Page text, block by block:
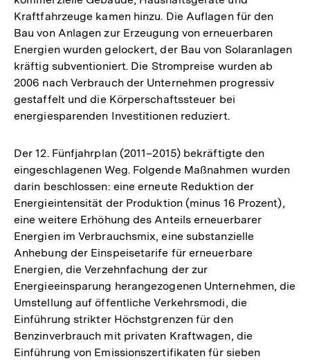
Kraftfahrzeuge kamen hinzu. Die Auflagen für den
Bau von Anlagen zur Erzeugung von erneuerbaren
Energien wurden gelockert, der Bau von Solaranlagen
kräftig subventioniert. Die Strompreise wurden ab
2006 nach Verbrauch der Unternehmen progressiv
gestaffelt und die Körperschaftssteuer bei
energiesparenden Investitionen reduziert.
Der 12. Fünfjahrplan (2011–2015) bekräftigte den
eingeschlagenen Weg. Folgende Maßnahmen wurden
darin beschlossen: eine erneute Reduktion der
Energieintensität der Produktion (minus 16 Prozent),
eine weitere Erhöhung des Anteils erneuerbarer
Energien im Verbrauchsmix, eine substanzielle
Anhebung der Einspeisetarife für erneuerbare
Energien, die Verzehnfachung der zur
Energieeinsparung herangezogenen Unternehmen, die
Umstellung auf öffentliche Verkehrsmodi, die
Einführung strikter Höchstgrenzen für den
Benzinverbrauch mit privaten Kraftwagen, die
Einführung von Emissionszertifikaten für sieben